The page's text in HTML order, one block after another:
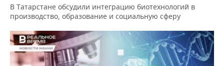
В Татарстане обсудили интеграцию биотехнологий в
производство, образование и социальную сферу